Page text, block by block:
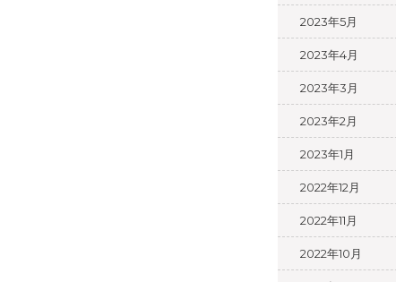
2023年5月
2023年4月
2023年3月
2023年2月
2023年1月
2022年12月
2022年11月
2022年10月